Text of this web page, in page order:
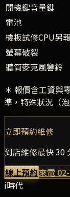
開機鍵音量鍵
電池
機板試修CPU另報
螢幕破裂
聽筒麥克風響鈴
＊ 報價含工資與
準，特殊狀況（
立即預約維修
到店維修最快 30
線上預約來電
i時代